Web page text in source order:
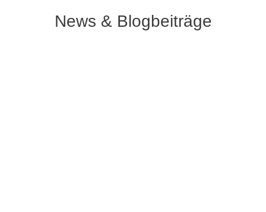
News & Blogbeiträge